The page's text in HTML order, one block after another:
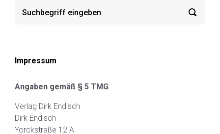
Impressum
Angaben gemäß § 5 TMG
Verlag Dirk Endisch
Dirk Endisch
Yorckstraße 12 A